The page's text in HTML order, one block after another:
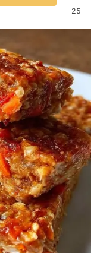
August 28, 2025